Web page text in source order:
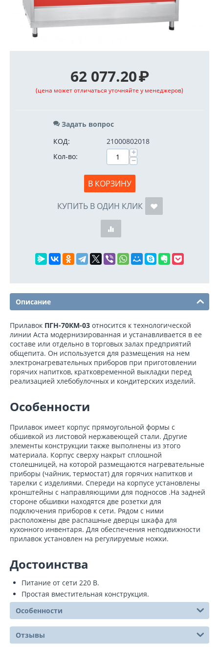
62 077.20₽
(цена может отличаться уточняйте у менеджеров)
Задать вопрос
КОД:
21000802018
Кол-во:
+
−
В КОРЗИНУ
КУПИТЬ В ОДИН КЛИК
Описание
Прилавок ПГН-70КМ-03 относится к технологической
линии Аста модернизированная и устанавливается в ее
составе или отдельно в торговых залах предприятий
общепита. Он используется для размещения на нем
электронагревательных приборов при приготовлении
горячих напитков, кратковременной выкладки перед
реализацией хлебобулочных и кондитерских изделий.
Особенности
Прилавок имеет корпус прямоугольной формы с
обшивкой из листовой нержавеющей стали. Другие
элементы конструкции также выполнены из этого
материала. Корпус сверху накрыт сплошной
столешницей, на которой размещаются нагревательные
приборы (чайник, термостат) для горячих напитков и
тарелки с изделиями. Спереди на корпусе установлены
кронштейны с направляющими для подносов .На задней
стороне обшивки находятся две розетки для
подключения приборов к сети. Рядом с ними
расположены две распашные дверцы шкафа для
кухонного инвентаря. Для обеспечения неподвижности
прилавок установлен на регулируемые ножки.
Достоинства
Питание от сети 220 В.
Простая вместительная конструкция.
Особенности
Отзывы